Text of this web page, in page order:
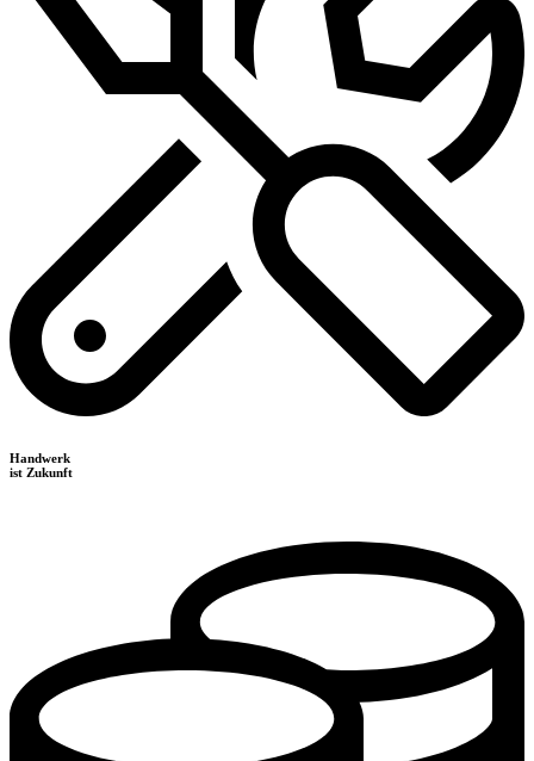
Handwerk
ist Zukunft